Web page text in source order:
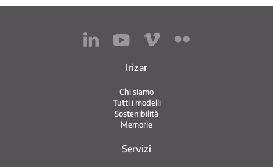
Irizar
Chi siamo
Tutti i modelli
Sostenibilità
Memorie
Servizi